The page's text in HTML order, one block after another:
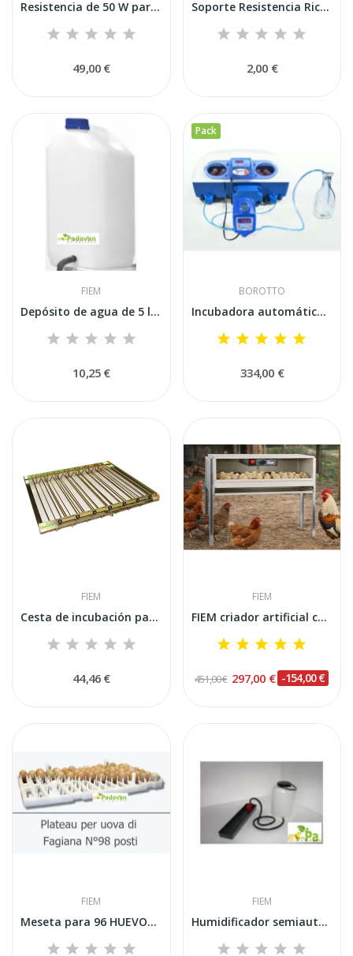
Resistencia de 50 W para humidificación...
49,00 €
Soporte Resistencia Riccioli Incubadora Fiem MG50
2,00 €
FIEM
Depósito de agua de 5 litros para el kit de...
10,25 €
Pack
BOROTTO
Incubadora automática Borotto REAL 49 PLUS...
334,00 €
FIEM
Cesta de incubación para codornices 38x35 cm...
44,46 €
FIEM
FIEM criador artificial caliente
451,00 € 297,00 € -154,00 €
FIEM
Meseta para 96 HUEVOS DE POLLO DE GUINEA...
FIEM
Humidificador semiautomático con bandeja...